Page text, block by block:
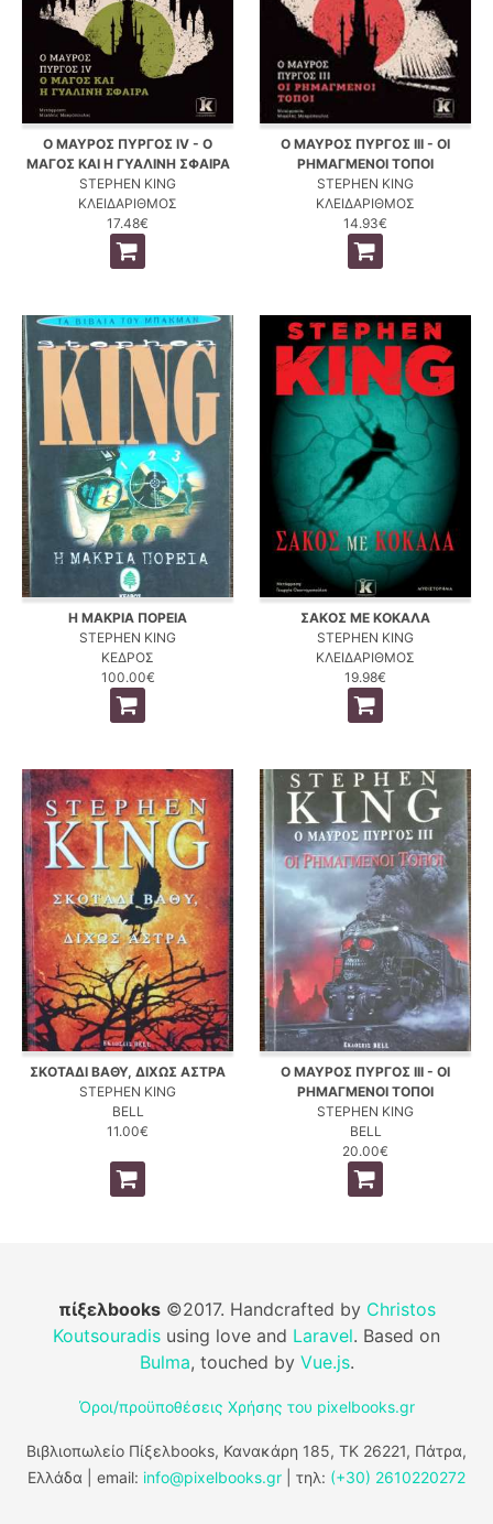
Ο ΜΑΥΡΟΣ ΠΥΡΓΟΣ IV - Ο
ΜΑΓΟΣ ΚΑΙ Η ΓΥΑΛΙΝΗ ΣΦΑΙΡΑ
STEPHEN KING
ΚΛΕΙΔΑΡΙΘΜΟΣ
17.48€
Ο ΜΑΥΡΟΣ ΠΥΡΓΟΣ III - ΟΙ
ΡΗΜΑΓΜΕΝΟΙ ΤΟΠΟΙ
STEPHEN KING
ΚΛΕΙΔΑΡΙΘΜΟΣ
14.93€
Η ΜΑΚΡΙΑ ΠΟΡΕΙΑ
STEPHEN KING
ΚΕΔΡΟΣ
100.00€
ΣΑΚΟΣ ΜΕ ΚΟΚΑΛΑ
STEPHEN KING
ΚΛΕΙΔΑΡΙΘΜΟΣ
19.98€
ΣΚΟΤΑΔΙ ΒΑΘΥ, ΔΙΧΩΣ ΑΣΤΡΑ
STEPHEN KING
BELL
11.00€
Ο ΜΑΥΡΟΣ ΠΥΡΓΟΣ III - ΟΙ
ΡΗΜΑΓΜΕΝΟΙ ΤΟΠΟΙ
STEPHEN KING
BELL
20.00€
πίξελbooks©2017. Handcrafted by Christos
Koutsouradis using love and Laravel. Based on
Bulma, touched by Vue.js.
Όροι/προϋποθέσεις Χρήσης του pixelbooks.gr
Βιβλιοπωλείο Πίξελbooks, Κανακάρη 185, ΤΚ 26221, Πάτρα,
Ελλάδα | email: info@pixelbooks.gr | τηλ: (+30) 2610220272